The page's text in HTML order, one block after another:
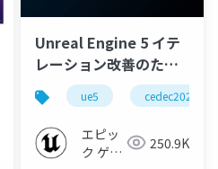
Unreal Engine 5 イテ
レーション改善のため
の新機能とバックエン
ド技術紹介【CEDEC
2023】
ue5 cedec2023
エピッ
ク ゲー
250.9K